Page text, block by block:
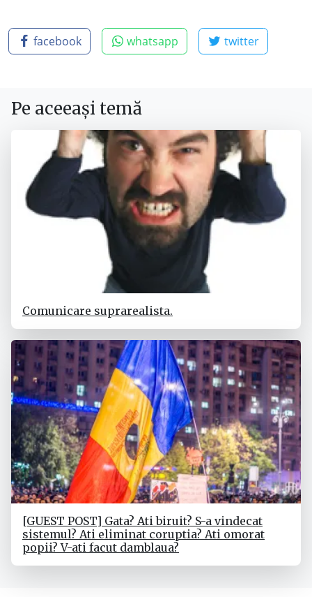
facebook whatsapp twitter
Pe aceeași temă
Comunicare suprarealista.
[GUEST POST] Gata? Ati biruit? S-a vindecat
sistemul? Ati eliminat coruptia? Ati omorat
popii? V-ati facut damblaua?